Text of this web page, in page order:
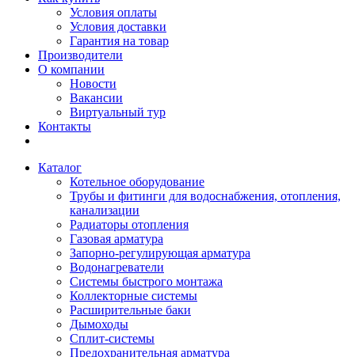
Условия оплаты
Условия доставки
Гарантия на товар
Производители
О компании
Новости
Вакансии
Виртуальный тур
Контакты
Каталог
Котельное оборудование
Трубы и фитинги для водоснабжения, отопления,
канализации
Радиаторы отопления
Газовая арматура
Запорно-регулирующая арматура
Водонагреватели
Системы быстрого монтажа
Коллекторные системы
Расширительные баки
Дымоходы
Сплит-системы
Предохранительная арматура